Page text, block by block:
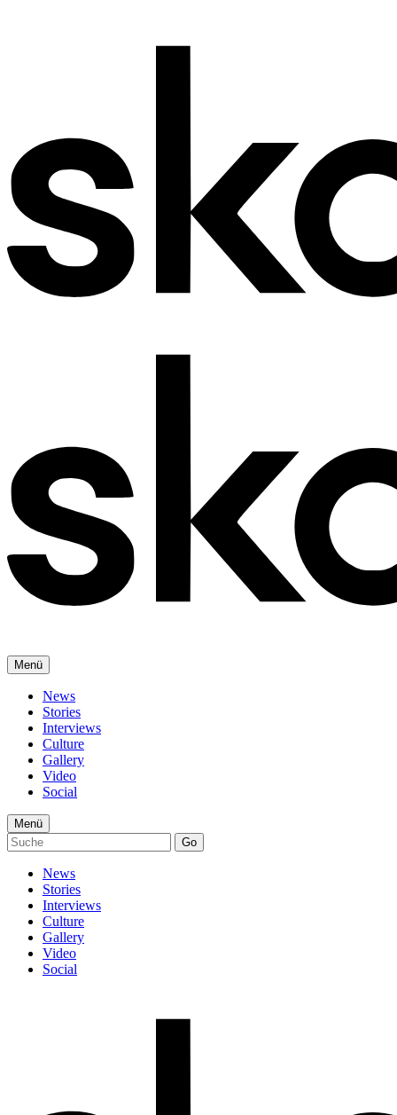
Menü
News
Stories
Interviews
Culture
Gallery
Video
Social
Menü
Go
News
Stories
Interviews
Culture
Gallery
Video
Social